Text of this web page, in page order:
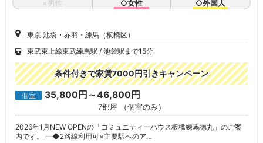
×男性 ○女性 ○外国人
東京 池袋・赤羽・練馬（板橋区）
東武東上線東武練馬駅
池袋駅まで15分
条件付きで家賃7000円引きキャンペーン
個室 35,800円～46,800円
7部屋 （個室のみ）
2026年1月NEW OPENの「コミュニティーハウス板橋練馬徳丸」のご案
内です。 ―◆2路線利用可×主要駅へのア…